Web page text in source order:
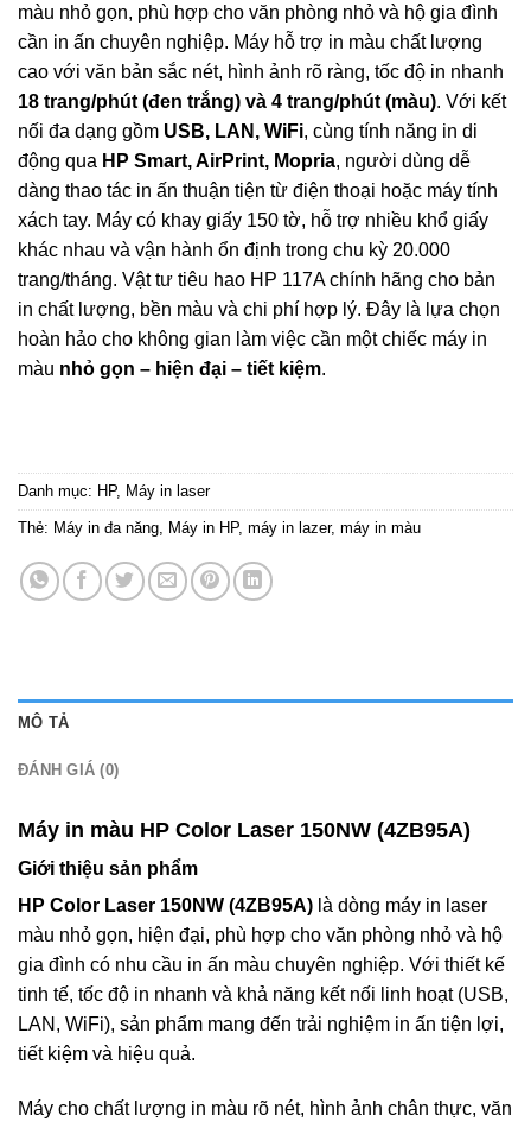
màu nhỏ gọn, phù hợp cho văn phòng nhỏ và hộ gia đình
cần in ấn chuyên nghiệp. Máy hỗ trợ in màu chất lượng
cao với văn bản sắc nét, hình ảnh rõ ràng, tốc độ in nhanh
18 trang/phút (đen trắng) và 4 trang/phút (màu). Với kết
nối đa dạng gồm USB, LAN, WiFi, cùng tính năng in di
động qua HP Smart, AirPrint, Mopria, người dùng dễ
dàng thao tác in ấn thuận tiện từ điện thoại hoặc máy tính
xách tay. Máy có khay giấy 150 tờ, hỗ trợ nhiều khổ giấy
khác nhau và vận hành ổn định trong chu kỳ 20.000
trang/tháng. Vật tư tiêu hao HP 117A chính hãng cho bản
in chất lượng, bền màu và chi phí hợp lý. Đây là lựa chọn
hoàn hảo cho không gian làm việc cần một chiếc máy in
màu nhỏ gọn – hiện đại – tiết kiệm.
Danh mục: HP, Máy in laser
Thẻ: Máy in đa năng, Máy in HP, máy in lazer, máy in màu
MÔ TẢ
ĐÁNH GIÁ (0)
Máy in màu HP Color Laser 150NW (4ZB95A)
Giới thiệu sản phẩm
HP Color Laser 150NW (4ZB95A) là dòng máy in laser
màu nhỏ gọn, hiện đại, phù hợp cho văn phòng nhỏ và hộ
gia đình có nhu cầu in ấn màu chuyên nghiệp. Với thiết kế
tinh tế, tốc độ in nhanh và khả năng kết nối linh hoạt (USB,
LAN, WiFi), sản phẩm mang đến trải nghiệm in ấn tiện lợi,
tiết kiệm và hiệu quả.
Máy cho chất lượng in màu rõ nét, hình ảnh chân thực, văn